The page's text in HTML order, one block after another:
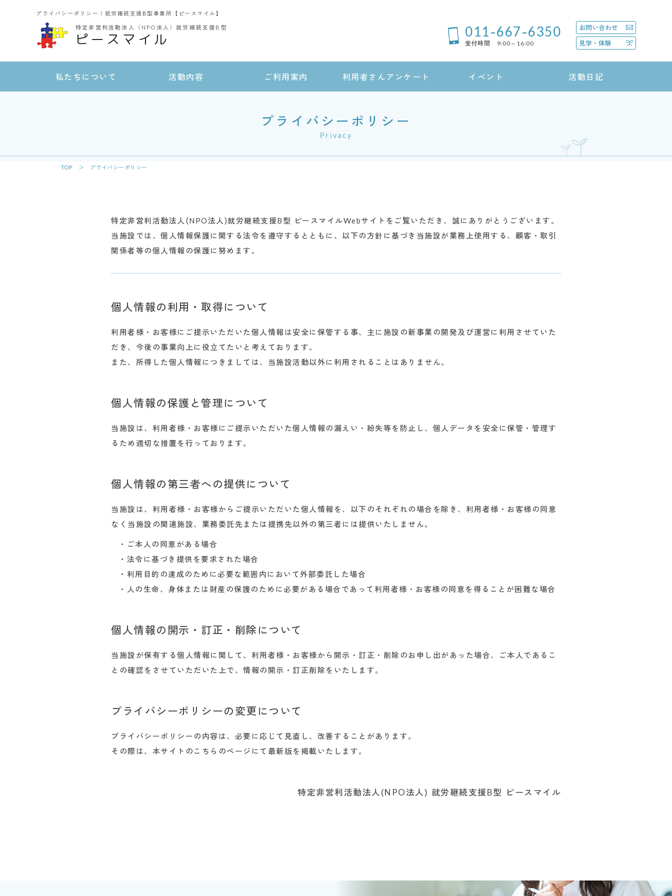
プライバシーポリシー｜就労継続支援B型事業所【ピースマイル】
特定非営利活動法人（NPO法人）就労継続支援B型
ピースマイル 011-667-6350
受付時間 9:00～16:00
お問い合わせ
見学・体験
私たちについて 活動内容 ご利用案内 利用者さんアンケート イベント 活動日記
プライバシーポリシー
Privacy
TOP ＞ プライバシーポリシー
特定非営利活動法人(NPO法人)就労継続支援B型 ピースマイルWebサイトをご覧いただき、誠にありがとうございます。
当施設では、個人情報保護に関する法令を遵守するとともに、以下の方針に基づき当施設が業務上使用する、顧客・取引
関係者等の個人情報の保護に努めます。
個人情報の利用・取得について
利用者様・お客様にご提示いただいた個人情報は安全に保管する事、主に施設の新事業の開発及び運営に利用させていた
だき、今後の事業向上に役立てたいと考えております。
また、所得した個人情報につきましては、当施設活動以外に利用されることはありません。
個人情報の保護と管理について
当施設は、利用者様・お客様にご提示いただいた個人情報の漏えい・紛失等を防止し、個人データを安全に保管・管理す
るため適切な措置を行っております。
個人情報の第三者への提供について
当施設は、利用者様・お客様からご提示いただいた個人情報を、以下のそれぞれの場合を除き、利用者様・お客様の同意
なく当施設の関連施設、業務委託先または提携先以外の第三者には提供いたしません。
・ご本人の同意がある場合
・法令に基づき提供を要求された場合
・利用目的の達成のために必要な範囲内において外部委託した場合
・人の生命、身体または財産の保護のために必要がある場合であって利用者様・お客様の同意を得ることが困難な場合
個人情報の開示・訂正・削除について
当施設が保有する個人情報に関して、利用者様・お客様から開示・訂正・削除のお申し出があった場合、ご本人であるこ
との確認をさせていただいた上で、情報の開示・訂正削除をいたします。
プライバシーポリシーの変更について
プライバシーポリシーの内容は、必要に応じて見直し、改善することがあります。
その際は、本サイトのこちらのページにて最新版を掲載いたします。
特定非営利活動法人(NPO法人) 就労継続支援B型 ピースマイル